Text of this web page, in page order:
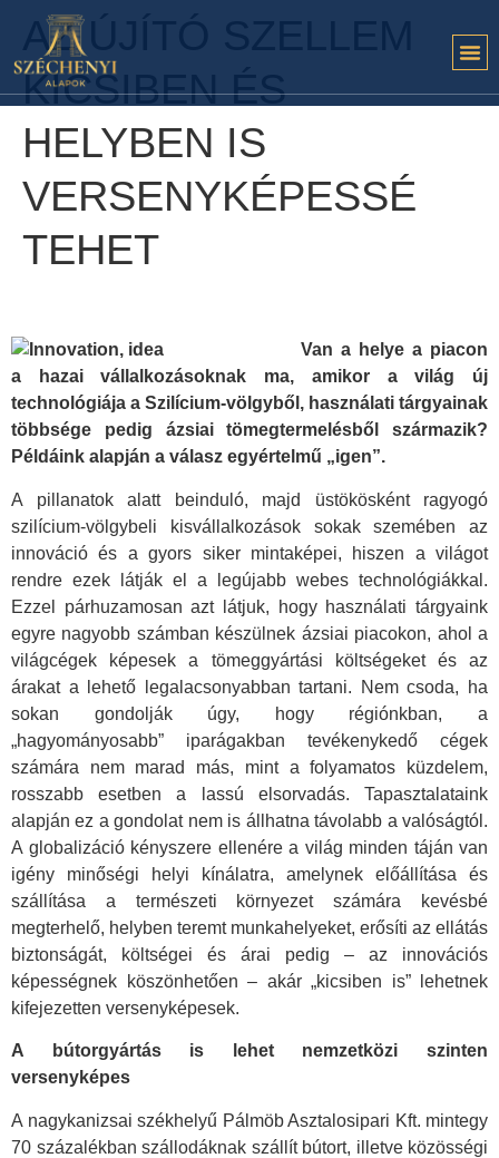
AZ ÚJÍTÓ SZELLEM
KICSIBEN ÉS
HELYBEN IS
VERSENYKÉPESSÉ
TEHET
Van a helye a piacon
a hazai vállalkozásoknak ma, amikor a világ új
technológiája a Szilícium-völgyből, használati tárgyainak
többsége pedig ázsiai tömegtermelésből származik?
Példáink alapján a válasz egyértelmű „igen”.
A pillanatok alatt beinduló, majd üstökösként ragyogó
szilícium-völgybeli kisvállalkozások sokak szemében az
innováció és a gyors siker mintaképei, hiszen a világot
rendre ezek látják el a legújabb webes technológiákkal.
Ezzel párhuzamosan azt látjuk, hogy használati tárgyaink
egyre nagyobb számban készülnek ázsiai piacokon, ahol a
világcégek képesek a tömeggyártási költségeket és az
árakat a lehető legalacsonyabban tartani. Nem csoda, ha
sokan gondolják úgy, hogy régiónkban, a
„hagyományosabb” iparágakban tevékenykedő cégek
számára nem marad más, mint a folyamatos küzdelem,
rosszabb esetben a lassú elsorvadás. Tapasztalataink
alapján ez a gondolat nem is állhatna távolabb a valóságtól.
A globalizáció kényszere ellenére a világ minden táján van
igény minőségi helyi kínálatra, amelynek előállítása és
szállítása a természeti környezet számára kevésbé
megterhelő, helyben teremt munkahelyeket, erősíti az ellátás
biztonságát, költségei és árai pedig – az innovációs
képességnek köszönhetően – akár „kicsiben is” lehetnek
kifejezetten versenyképesek.
A bútorgyártás is lehet nemzetközi szinten
versenyképes
A nagykanizsai székhelyű Pálmöb Asztalosipari Kft. mintegy
70 százalékban szállodáknak szállít bútort, illetve közösségi